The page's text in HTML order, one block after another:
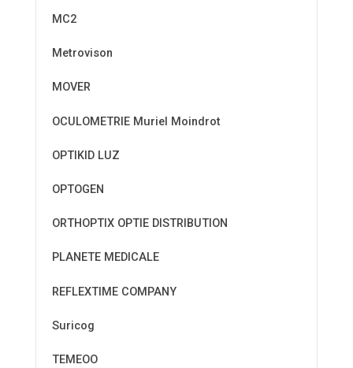
MC2
Metrovison
MOVER
OCULOMETRIE Muriel Moindrot
OPTIKID LUZ
OPTOGEN
ORTHOPTIX OPTIE DISTRIBUTION
PLANETE MEDICALE
REFLEXTIME COMPANY
Suricog
TEMEOO